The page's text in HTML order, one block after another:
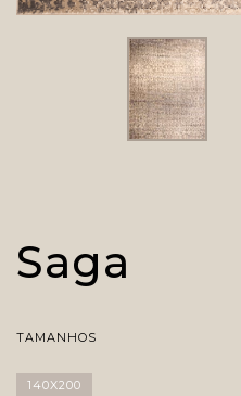
Saga
TAMANHOS
140X200